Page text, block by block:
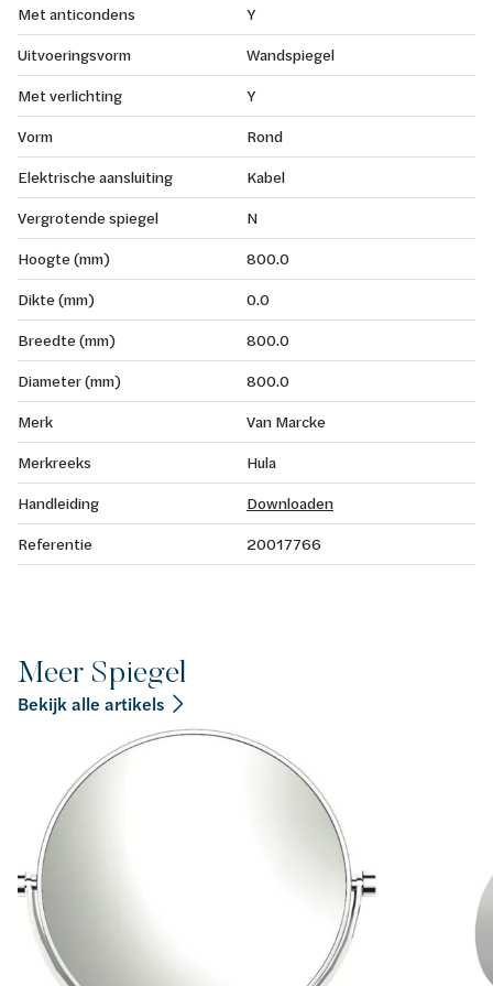
Met anticondens
Y
Uitvoeringsvorm
Wandspiegel
Met verlichting
Y
Vorm
Rond
Elektrische aansluiting
Kabel
Vergrotende spiegel
N
Hoogte (mm)
800.0
Dikte (mm)
0.0
Breedte (mm)
800.0
Diameter (mm)
800.0
Merk
Van Marcke
Merkreeks
Hula
Handleiding
Downloaden
Referentie
20017766
Meer Spiegel
Bekijk alle artikels